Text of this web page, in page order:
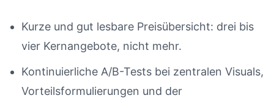
Kurze und gut lesbare Preisübersicht: drei bis
vier Kernangebote, nicht mehr.
Kontinuierliche A/B-Tests bei zentralen Visuals,
Vorteilsformulierungen und der